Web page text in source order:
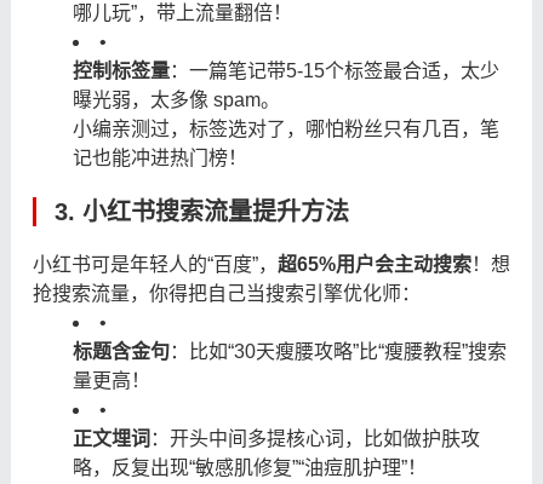
哪儿玩”，带上流量翻倍！
•
控制标签量：一篇笔记带5-15个标签最合适，太少
曝光弱，太多像 spam。
小编亲测过，标签选对了，哪怕粉丝只有几百，笔
记也能冲进热门榜！
3. 小红书搜索流量提升方法
小红书可是年轻人的“百度”， 超65%用户会主动搜索！想
抢搜索流量，你得把自己当搜索引擎优化师：
•
标题含金句：比如“30天瘦腰攻略”比“瘦腰教程”搜索
量更高！
•
正文埋词 ：开头中间多提核心词，比如做护肤攻
略，反复出现“敏感肌修复”“油痘肌护理”！